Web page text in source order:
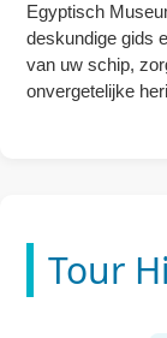
Egyptisch
deskundige gids
van uw schip,
onvergetelijke
Tour